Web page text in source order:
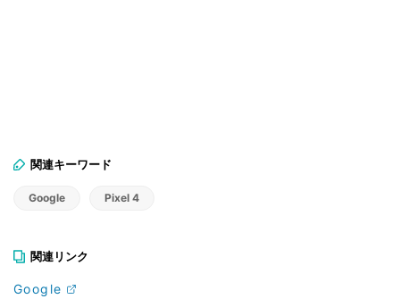
関連キーワード
Google Pixel 4
関連リンク
Google